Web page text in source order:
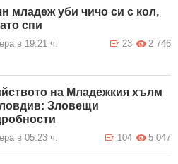
младеж уби чичо си с кол,
спи
в 19:21 ч. 2 746
23
на Младежкия хълм
Зловещи
в 05:23 ч. 5 047
104